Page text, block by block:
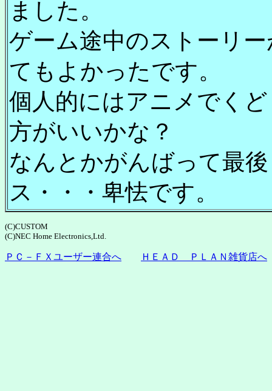
ました。
ゲーム途中のストーリ
てもよかったです。
個人的にはアニメでく
方がいいかな？
なんとかがんばって最
ス・・・卑怯です。
(C)CUSTOM
(C)NEC Home Electronics,Ltd.
ＰＣ－ＦＸユーザー連合へ ＨＥＡＤ ＰＬＡＮ雑貨店へ